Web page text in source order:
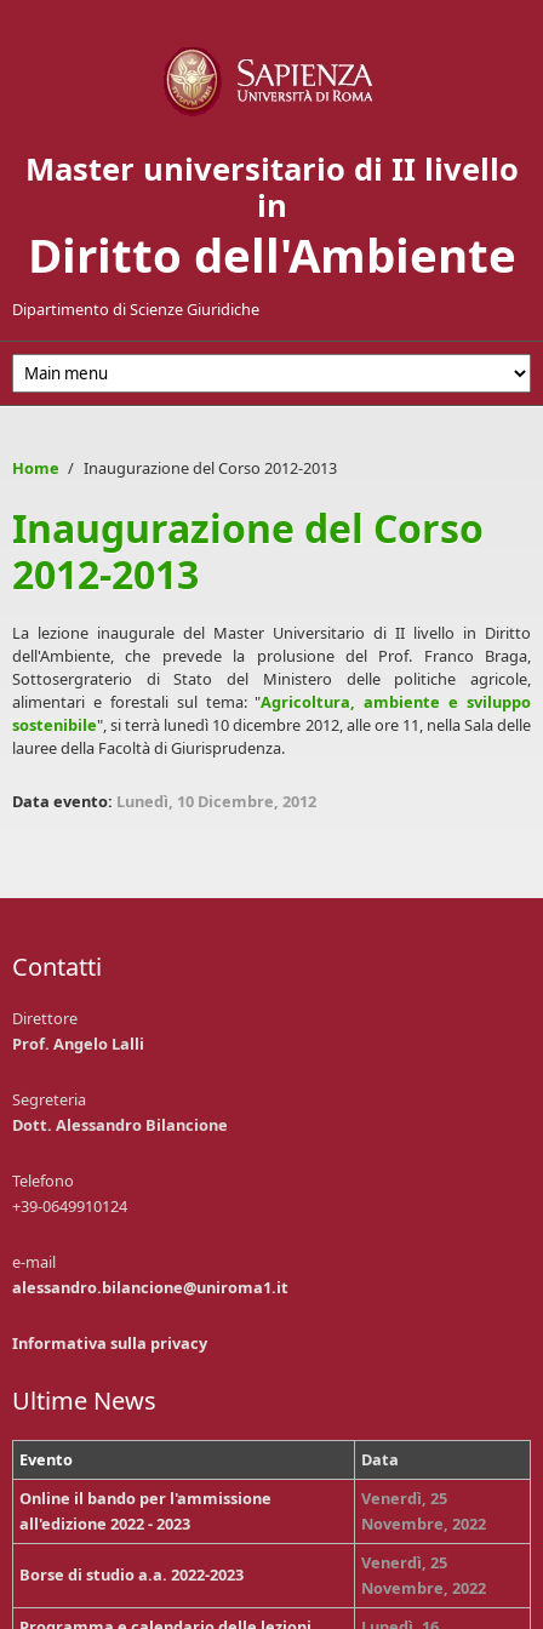
Master universitario di II livello
in
Diritto dell'Ambiente
Dipartimento di Scienze Giuridiche
Home / Inaugurazione del Corso 2012-2013
Inaugurazione del Corso
2012-2013
La lezione inaugurale del Master Universitario di II livello in Diritto
dell'Ambiente, che prevede la prolusione del Prof. Franco Braga,
Sottosergraterio di Stato del Ministero delle politiche agricole,
alimentari e forestali sul tema: "Agricoltura, ambiente e sviluppo
sostenibile", si terrà lunedì 10 dicembre 2012, alle ore 11, nella Sala delle
lauree della Facoltà di Giurisprudenza.
Data evento: Lunedì, 10 Dicembre, 2012
Contatti
Direttore
Prof. Angelo Lalli
Segreteria
Dott. Alessandro Bilancione
Telefono
+39-0649910124
e-mail
alessandro.bilancione@uniroma1.it
Informativa sulla privacy
Ultime News
Evento
Data
Online il bando per l'ammissione
all'edizione 2022 - 2023
Venerdì, 25
Novembre, 2022
Borse di studio a.a. 2022-2023
Venerdì, 25
Novembre, 2022